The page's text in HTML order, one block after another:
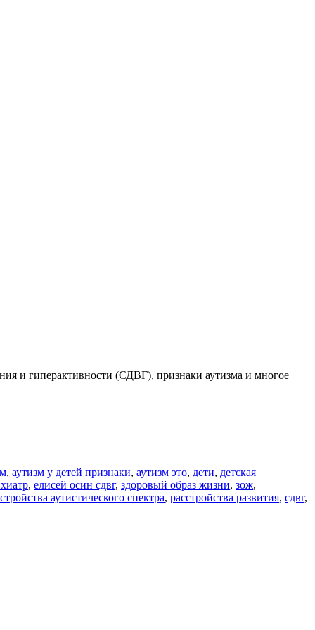
и гиперактивности (СДВГ), признаки аутизма и многое
, аутизм у детей признаки, аутизм это, дети, детская
, елисей осин сдвг, здоровый образ жизни, зож,
аутистического спектра, расстройства развития, сдвг,